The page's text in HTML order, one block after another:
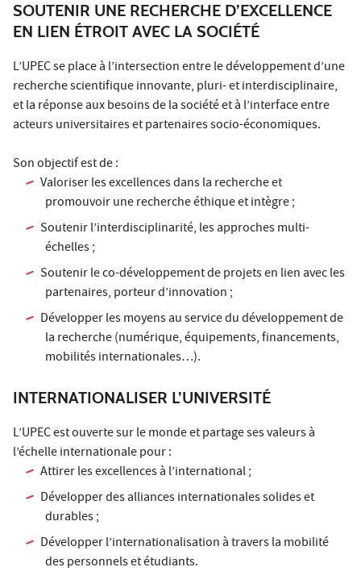
SOUTENIR UNE RECHERCHE D’EXCELLENCE
EN LIEN ÉTROIT AVEC LA SOCIÉTÉ
L’UPEC se place à l’intersection entre le développement d’une
recherche scientifique innovante, pluri- et interdisciplinaire,
et la réponse aux besoins de la société et à l’interface entre
acteurs universitaires et partenaires socio-économiques.
Son objectif est de :
Valoriser les excellences dans la recherche et
promouvoir une recherche éthique et intègre ;
Soutenir l’interdisciplinarité, les approches multi-
échelles ;
Soutenir le co-développement de projets en lien avec les
partenaires, porteur d’innovation ;
Développer les moyens au service du développement de
la recherche (numérique, équipements, financements,
mobilités internationales…).
INTERNATIONALISER L’UNIVERSITÉ
L’UPEC est ouverte sur le monde et partage ses valeurs à
l’échelle internationale pour :
Attirer les excellences à l’international ;
Développer des alliances internationales solides et
durables ;
Développer l’internationalisation à travers la mobilité
des personnels et étudiants.